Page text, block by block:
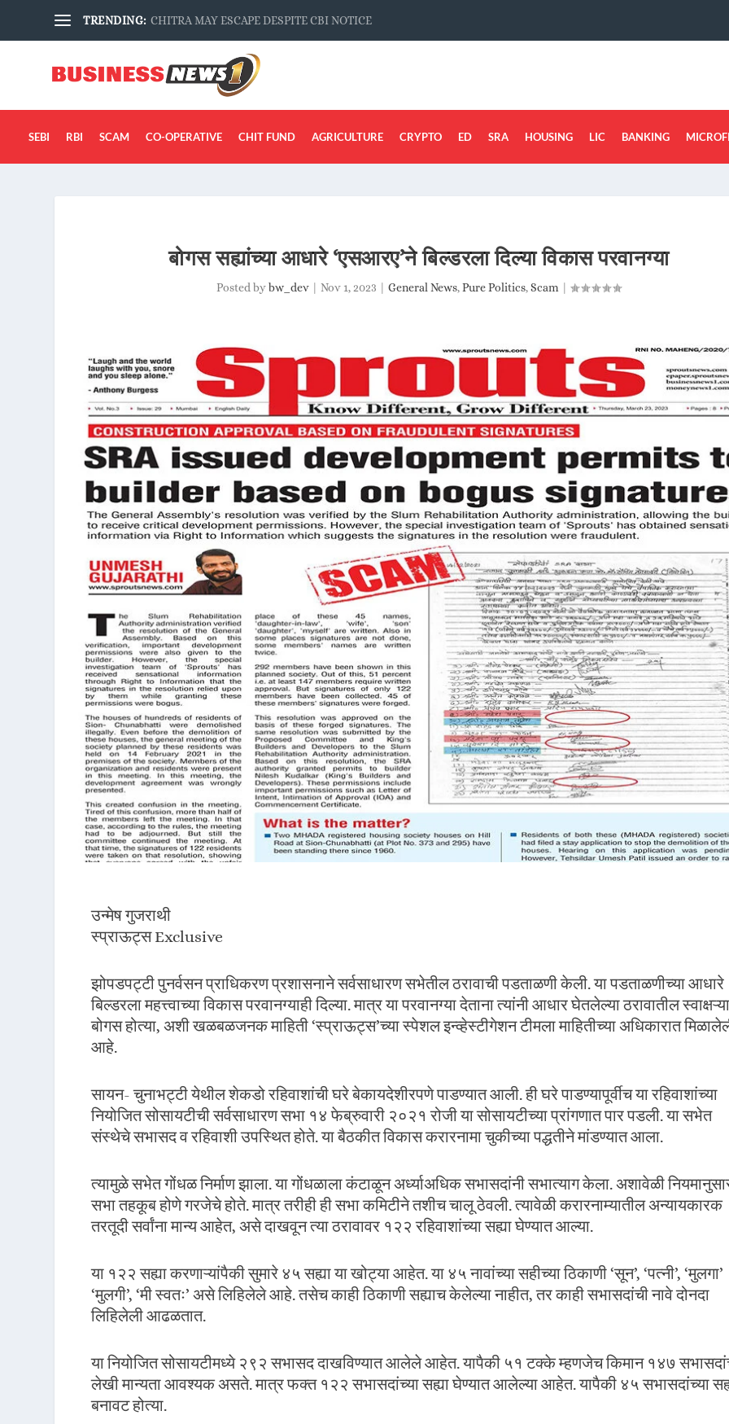
TRENDING: CHITRA MAY ESCAPE DESPITE CBI NOTICE
SEBI RBI SCAM CO-OPERATIVE CHIT FUND AGRICULTURE CRYPTO ED SRA HOUSING LIC BANKING
बोगस सह्यांच्या आधारे ‘एसआरए’ने बिल्डरला दिल्या विकास परवानग्या
Posted bybw_dev |Nov 1, 2023 |General News,Pure Politics,Scam |
उन्मेष गुजराथी
स्प्राऊट्स Exclusive
झोपडपट्टी पुनर्वसन प्राधिकरण प्रशासनाने सर्वसाधारण सभेतील ठरावाची पडताळणी केली. या पडताळणीच्या आधारे
बिल्डरला महत्त्वाच्या विकास परवानग्याही दिल्या. मात्र या परवानग्या देताना त्यांनी आधार घेतलेल्या ठरावातील
बोगस होत्या, अशी खळबळजनक माहिती ‘स्प्राऊट्स’च्या स्पेशल इन्व्हेस्टीगेशन टीमला माहितीच्या अधिकारात
आहे.
सायन- चुनाभट्टी येथील शेकडो रहिवाशांची घरे बेकायदेशीरपणे पाडण्यात आली. ही घरे पाडण्यापूर्वीच या रहिवाशांच्या
नियोजित सोसायटीची सर्वसाधारण सभा १४ फेब्रुवारी २०२१ रोजी या सोसायटीच्या प्रांगणात पार पडली. या सभेत
संस्थेचे सभासद व रहिवाशी उपस्थित होते. या बैठकीत विकास करारनामा चुकीच्या पद्धतीने मांडण्यात आला.
त्यामुळे सभेत गोंधळ निर्माण झाला. या गोंधळाला कंटाळून अर्ध्याअधिक सभासदांनी सभात्याग केला. अशावेळी
सभा तहकूब होणे गरजेचे होते. मात्र तरीही ही सभा कमिटीने तशीच चालू ठेवली. त्यावेळी करारनाम्यातील अन्यायकारक
तरतूदी सर्वांना मान्य आहेत, असे दाखवून त्या ठरावावर १२२ रहिवाशांच्या सह्या घेण्यात आल्या.
या १२२ सह्या करणाऱ्यांपैकी सुमारे ४५ सह्या या खोट्या आहेत. या ४५ नावांच्या सहीच्या ठिकाणी ‘सून’, ‘पत्नी’, ‘मुलगा’
‘मुलगी’, ‘मी स्वतः’ असे लिहिलेले आहे. तसेच काही ठिकाणी सह्याच केलेल्या नाहीत, तर काही सभासदांची नावे दोनदा
लिहिलेली आढळतात.
या नियोजित सोसायटीमध्ये २९२ सभासद दाखविण्यात आलेले आहेत. यापैकी ५१ टक्के म्हणजेच किमान १४७
लेखी मान्यता आवश्यक असते. मात्र फक्त १२२ सभासदांच्या सह्या घेण्यात आलेल्या आहेत. यापैकी ४५ सभासदांच्या
बनावट होत्या.